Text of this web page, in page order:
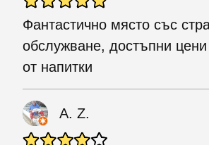
Фантастично място със
обслужване, достъпни
от напитки
A. Z.